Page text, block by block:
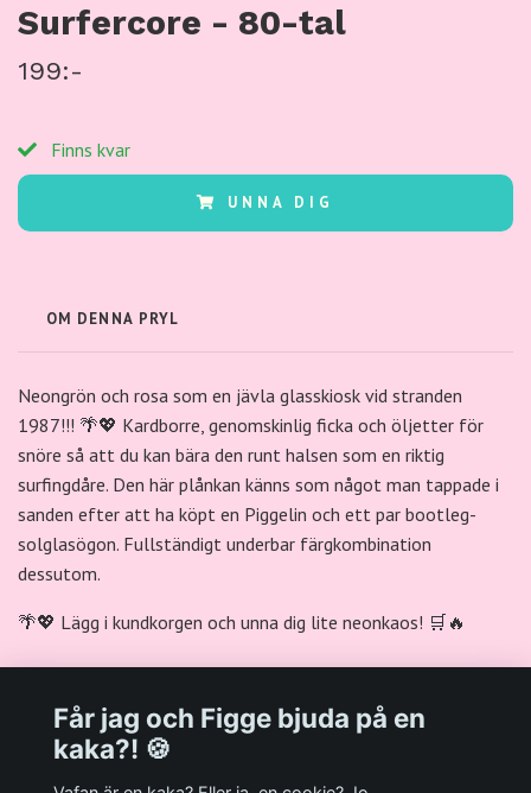
Surfercore - 80-tal
199:-
Finns kvar
UNNA DIG
OM DENNA PRYL
Neongrön och rosa som en jävla glasskiosk vid stranden
1987!!! 🌴💖 Kardborre, genomskinlig ficka och öljetter för
snöre så att du kan bära den runt halsen som en riktig
surfingdåre. Den här plånkan känns som något man tappade i
sanden efter att ha köpt en Piggelin och ett par bootleg-
solglasögon. Fullständigt underbar färgkombination
dessutom.
🌴💖 Lägg i kundkorgen och unna dig lite neonkaos! 🛒🔥
Får jag och Figge bjuda på en
kaka?! 🍪